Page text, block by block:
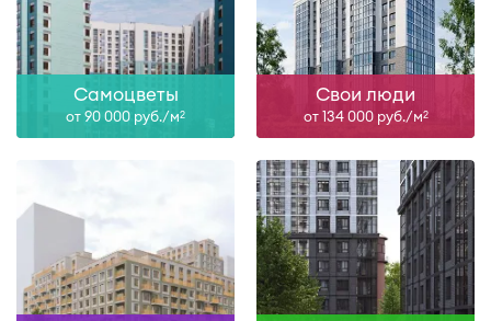
Самоцветы
от 90 000 руб./м2
Свои люди
от 134 000 руб./м2